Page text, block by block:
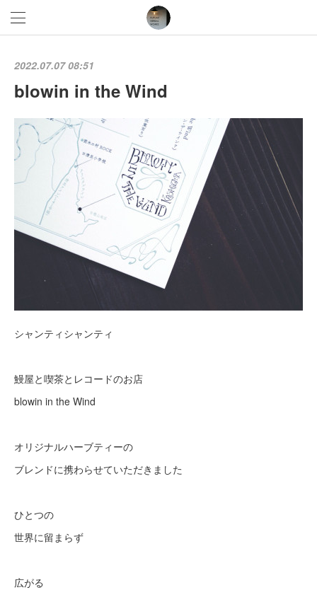
2022.07.07 08:51
blowin in the Wind
シャンティシャンティ
鰻屋と喫茶とレコードのお店
blowin in the Wind
オリジナルハーブティーの
ブレンドに携わらせていただきました
ひとつの
世界に留まらず
広がる